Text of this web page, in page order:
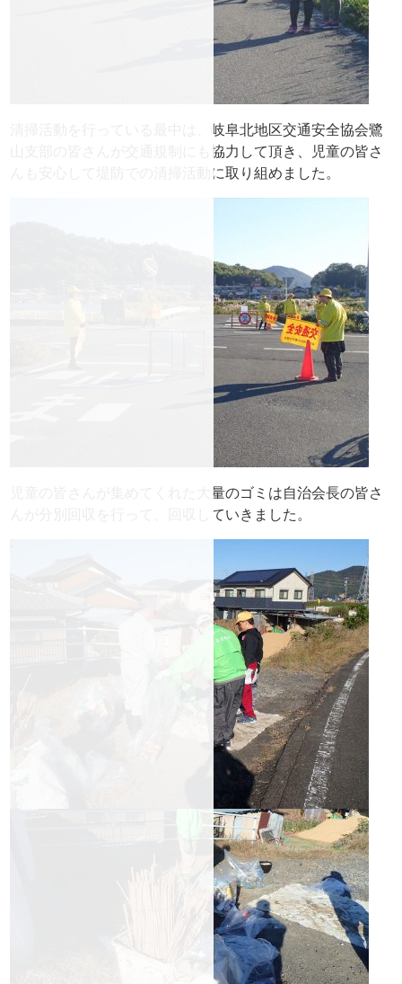
清掃活動を行っている最中は、岐阜北地区交通安全協会鷺
山支部の皆さんが交通規制にも協力して頂き、児童の皆さ
んも安心して堤防での清掃活動に取り組めました。
児童の皆さんが集めてくれた大量のゴミは自治会長の皆さ
んが分別回収を行って、回収していきました。